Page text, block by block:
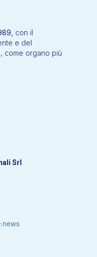
con il
e del
come organo più
Srl